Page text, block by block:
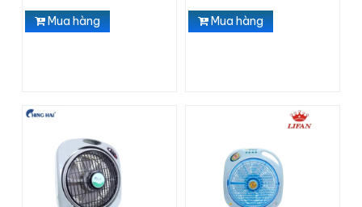
Mua hàng Mua hàng